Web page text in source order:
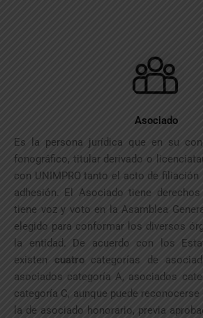
Asociado
Es la persona jurídica que en su
fonográfico, titular derivado o
con UNIMPRO tanto el acto de
adhesión. El Asociado tiene
tiene voz y voto en la Asamblea
elegido para conformar los diversos
la entidad. De acuerdo con los
existen cuatro categorías de
asociados categoría A, asociados
categoría C, aunque puede
la de asociado honorario, previa